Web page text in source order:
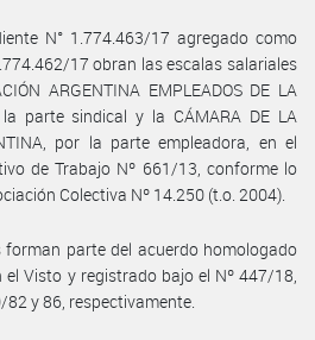
N° 1.774.463/17 agregado como
17 obran las escalas salariales
ARGENTINA EMPLEADOS DE LA
la parte sindical y la CÁMARA DE LA
por la parte empleadora, en el
de Trabajo Nº 661/13, conforme lo
Colectiva Nº 14.250 (t.o. 2004).
forman parte del acuerdo homologado
Visto y registrado bajo el Nº 447/18,
y 86, respectivamente.